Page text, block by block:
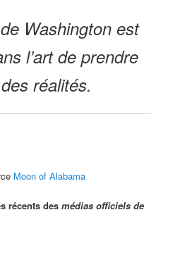
Washington est
l’art de prendre
réalités.
Moon of Alabama
récents desmédias officiels de